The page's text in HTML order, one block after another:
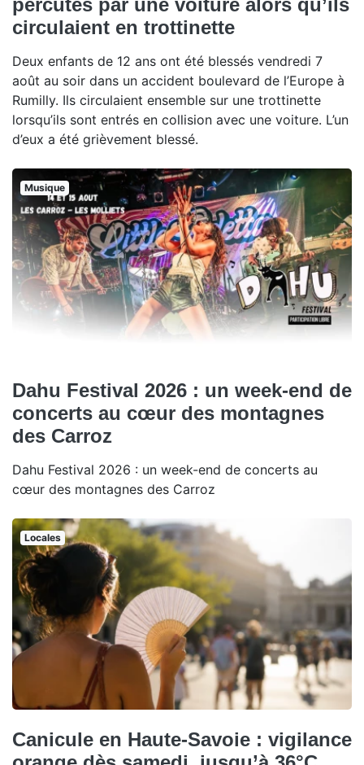
percutés par une voiture alors qu’ils
circulaient en trottinette
Deux enfants de 12 ans ont été blessés vendredi 7
août au soir dans un accident boulevard de l’Europe à
Rumilly. Ils circulaient ensemble sur une trottinette
lorsqu’ils sont entrés en collision avec une voiture. L’un
d’eux a été grièvement blessé.
Musique
Dahu Festival 2026 : un week-end de
concerts au cœur des montagnes
des Carroz
Dahu Festival 2026 : un week-end de concerts au
cœur des montagnes des Carroz
Locales
Canicule en Haute-Savoie : vigilance